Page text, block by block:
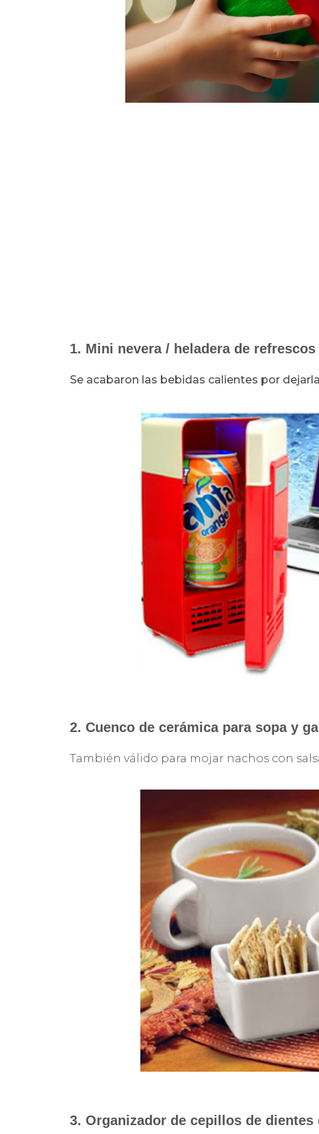
1. Mini nevera / heladera de refrescos
Se acabaron las bebidas calientes por
2. Cuenco de cerámica para sopa y
También válido para mojar nachos con
3. Organizador de cepillos de dientes